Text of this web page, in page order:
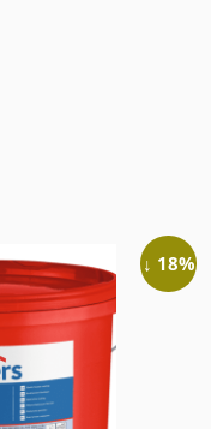
↓ 18%